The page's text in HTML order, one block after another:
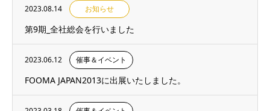
2023.08.14 お知らせ
第9期_全社総会を行いました
2023.06.12 催事＆イベント
FOOMA JAPAN2013に出展いたしました。